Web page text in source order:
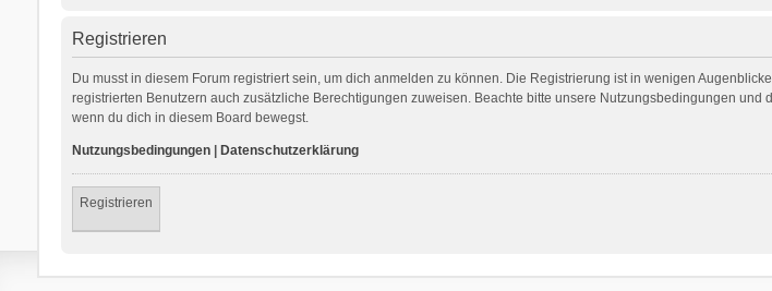
Registrieren
Du musst in diesem Forum registriert sein, um dich anmelden zu können. Die Registrierung ist in wenigen
registrierten Benutzern auch zusätzliche Berechtigungen zuweisen. Beachte bitte unsere Nutzungsbedingungen
wenn du dich in diesem Board bewegst.
Nutzungsbedingungen| Datenschutzerklärung
Registrieren